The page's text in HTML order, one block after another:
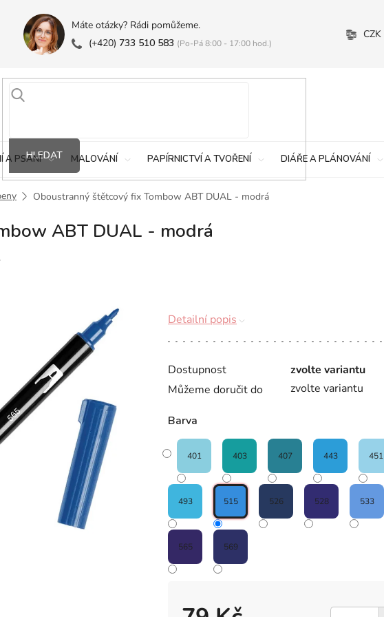
Máte otázky? Rádi pomůžeme.
(+420) 733 510 583 (Po-Pá 8:00 - 17:00 hod.)
CZK
HLEDAT
A PSANÍ MALOVÁNÍ PAPÍRNICTVÍ A TVOŘENÍ DIÁŘE A PLÁNOVÁNÍ
Oboustranný štětcový fix Tombow ABT DUAL - modrá
ABT DUAL - modrá
Dostupnost
zvolte variantu
Můžeme doručit do
zvolte variantu
Barva
401 403 407 443 451
493 515 526 528 533
565 569
Detailní popis